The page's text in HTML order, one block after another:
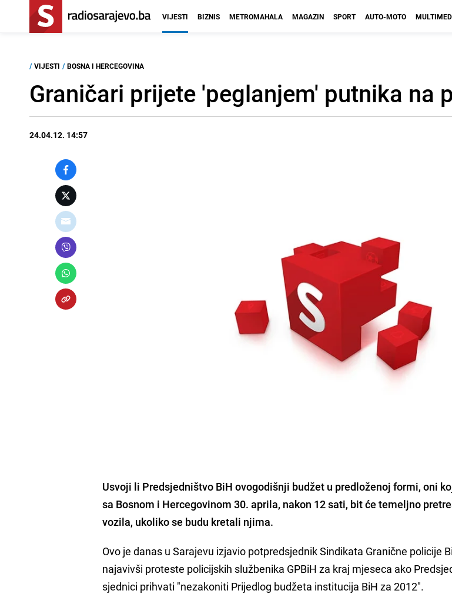
VIJESTI BIZNIS METROMAHALA MAGAZIN SPORT AUTO-MOTO
/ VIJESTI / BOSNA I HERCEGOVINA
Graničari prijete 'peglanjem' putnika na
24.04.12. 14:57
Usvoji li Predsjedništvo BiH ovogodišnji budžet u predloženoj formi,oni
sa Bosnom i Hercegovinom 30. aprila, nakon 12 sati, bit će temeljno
vozila, ukoliko se budu kretali njima.
Ovo je danas u Sarajevu izjavio potpredsjednik Sindikata Granične policije
najavivši proteste policijskih službenika GPBiH za kraj mjeseca ako
sjednici prihvati "nezakoniti Prijedlog budžeta institucija BiH za 2012".